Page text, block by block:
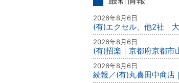
2026年8月6日
(有)エクセル、他2社｜
2026年8月6日
(有)招楽｜京都府京都市
2026年8月6日
続報／(有)丸喜田中商店